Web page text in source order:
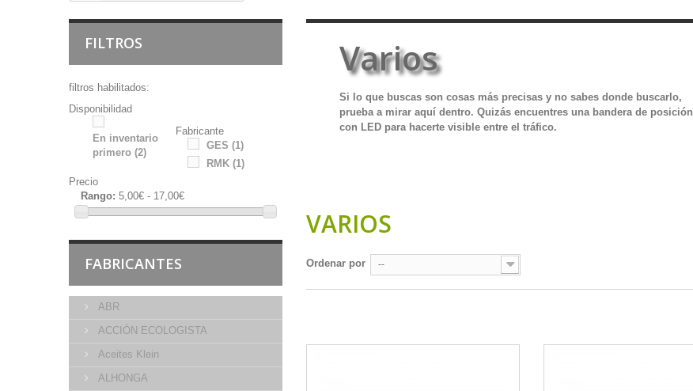
FILTROS
filtros habilitados:
Disponibilidad
En inventario
primero (2)
Fabricante
GES (1)
RMK (1)
Precio
Rango: 5,00€ - 17,00€
FABRICANTES
ABR
ACCIÓN ECOLOGISTA
Aceites Klein
ALHONGA
Varios
Si lo que buscas son cosas más precisas y no sabes donde buscarlo,
prueba a mirar aquí dentro. Quizás encuentres una bandera de posición
con LED para hacerte visible entre el tráfico.
VARIOS
Ordenar por --